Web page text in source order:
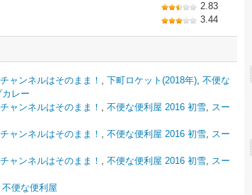
2.83
3.44
チャンネルはそのまま！ , 下町ロケット(2018年), 不便な
カレー
チャンネルはそのまま！ , 不便な便利屋 2016 初雪, スー
チャンネルはそのまま！ , 不便な便利屋 2016 初雪, スー
チャンネルはそのまま！ , 不便な便利屋 2016 初雪, スー
不便な便利屋